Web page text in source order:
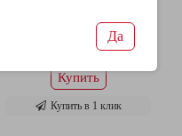
Да
Купить
Купить в 1 клик